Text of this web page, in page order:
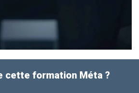
cette formation Méta ?